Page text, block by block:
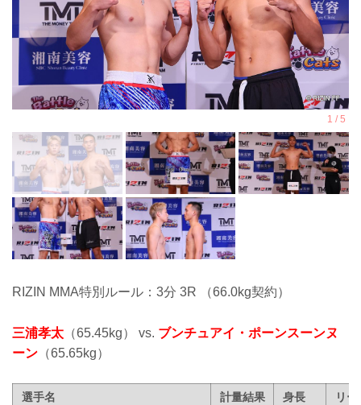
RIZIN MMA特別ルール：3分 3R （66.0kg契約）
三浦孝太 （65.45kg） vs. ブンチュアイ・ポーンスーンヌ
ーン （65.65kg）
選手名 計量結果 身長
リー